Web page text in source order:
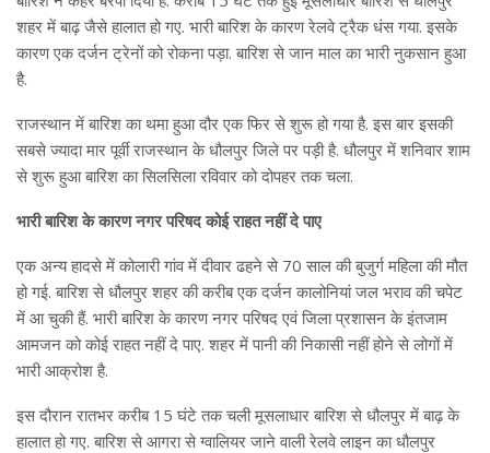
शहर में बाढ़ जैसे हालात हो गए. भारी बारिश के कारण रेलवे ट्रैक धंस गया. इसके
कारण एक दर्जन ट्रेनों को रोकना पड़ा. बारिश से जान माल का भारी नुकसान हुआ
है.
राजस्थान में बारिश का थमा हुआ दौर एक फिर से शुरू हो गया है. इस बार इसकी
सबसे ज्यादा मार पूर्वी राजस्थान के धौलपुर जिले पर पड़ी है. धौलपुर में शनिवार शाम
से शुरू हुआ बारिश का सिलसिला रविवार को दोपहर तक चला.
भारी बारिश के कारण नगर परिषद कोई राहत नहीं दे पाए
एक अन्य हादसे में कोलारी गांव में दीवार ढहने से 70 साल की बुजुर्ग महिला की मौत
हो गई. बारिश से धौलपुर शहर की करीब एक दर्जन कालोनियां जल भराव की चपेट
में आ चुकी हैं. भारी बारिश के कारण नगर परिषद एवं जिला प्रशासन के इंतजाम
आमजन को कोई राहत नहीं दे पाए. शहर में पानी की निकासी नहीं होने से लोगों में
भारी आक्रोश है.
इस दौरान रातभर करीब 15 घंटे तक चली मूसलाधार बारिश से धौलपुर में बाढ़ के
हालात हो गए. बारिश से आगरा से ग्वालियर जाने वाली रेलवे लाइन का धौलपुर